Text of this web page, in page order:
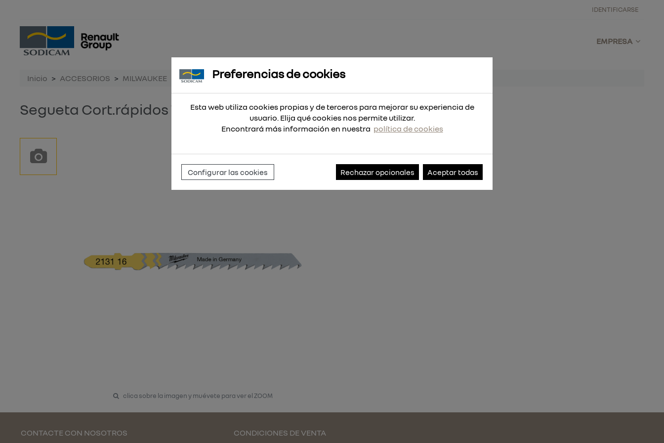
IDENTIFICARSE
EMPRESA
Inicio ACCESORIOS MILWAUKEE Segueta Cort.rápidos 75mm paso 4mm - 25uds
Segueta Cort.rápidos 75mm paso 4mm - 25uds
clica sobre la imagen y muévete para ver el ZOOM
CONTACTE CON NOSOTROS CONDICIONES DE VENTA
Preferencias de cookies
Esta web utiliza cookies propias y de terceros para mejorar su experiencia de
usuario. Elija qué cookies nos permite utilizar.
Encontrará más información en nuestra política de cookies
Configurar las cookies Rechazar opcionales Aceptar todas